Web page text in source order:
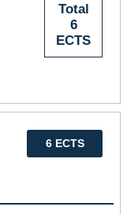
Total
6
ECTS
6 ECTS